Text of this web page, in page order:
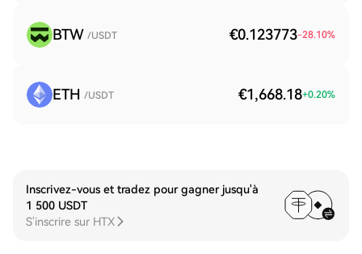
BTW /USDT €0.123773-28.10%
ETH /USDT €1,668.18+0.20%
Inscrivez-vous et tradez pour gagner jusqu'à
1 500 USDT
S'inscrire sur HTX